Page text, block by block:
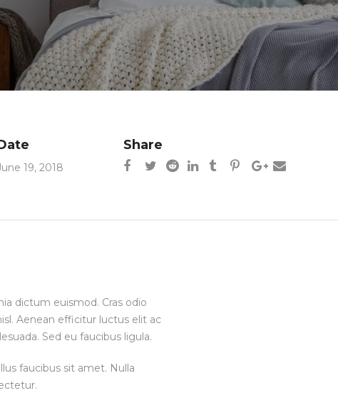
19, 2018
Share
dictum euismod. Cras odio
Aenean efficitur luctus elit ac
Sed eu faucibus ligula.
faucibus sit amet. Nulla